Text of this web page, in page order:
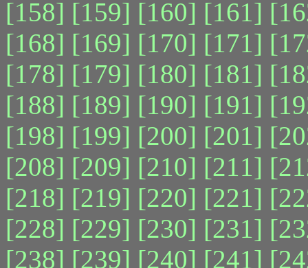
[158] [159] [160] [161]
[168] [169] [170] [171]
[178] [179] [180] [181]
[188] [189] [190] [191]
[198] [199] [200] [201]
[208] [209] [210] [211]
[218] [219] [220] [221]
[228] [229] [230] [231]
[238] [239] [240] [241]